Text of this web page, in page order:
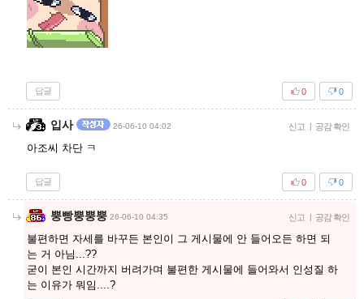
답글 0
0
입사 26-06-10 04:02 신고 | 공감 확인
아조씨 차단 ㅋ
답글 0
0
뿡빵뿡뿡뿡 26-06-10 04:35 신고 | 공감 확인
불편하면 자세를 바꾸든 본인이 그 게시물에 안 들어오든 하면 되
는 거 아님...??
굳이 본인 시간까지 버려가며 불편한 게시물에 들어와서 인성질 하
는 이유가 뭐임....?